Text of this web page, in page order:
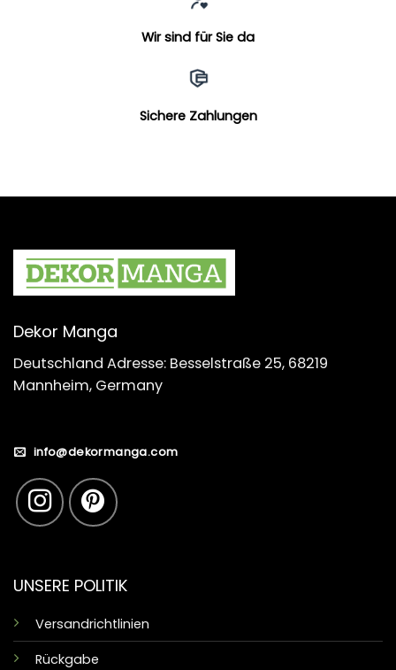
Wir sind für Sie da
Sichere Zahlungen
Dekor Manga
Deutschland Adresse: Besselstraße 25, 68219
Mannheim, Germany
info@dekormanga.com
UNSERE POLITIK
Versandrichtlinien
Rückgabe